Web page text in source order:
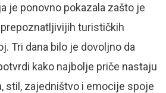
je ponovno pokazala zašto je
turističkih
Tri dana bilo je dovoljno da
kako najbolje priče nastaju
stil, zajedništvo i emocije spoje